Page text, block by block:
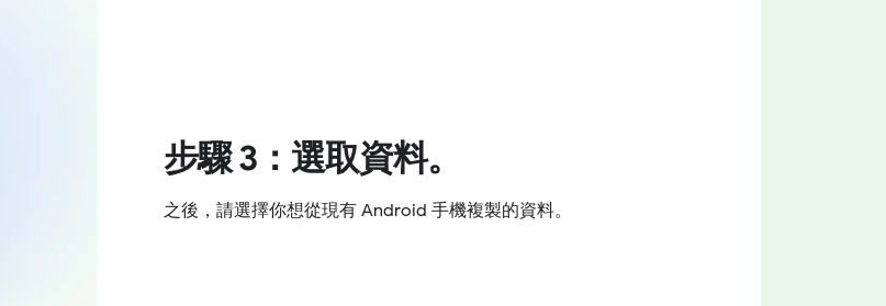
步驟 3：選取資料。
之後，請選擇你想從現有 Android 手機複製的資料。